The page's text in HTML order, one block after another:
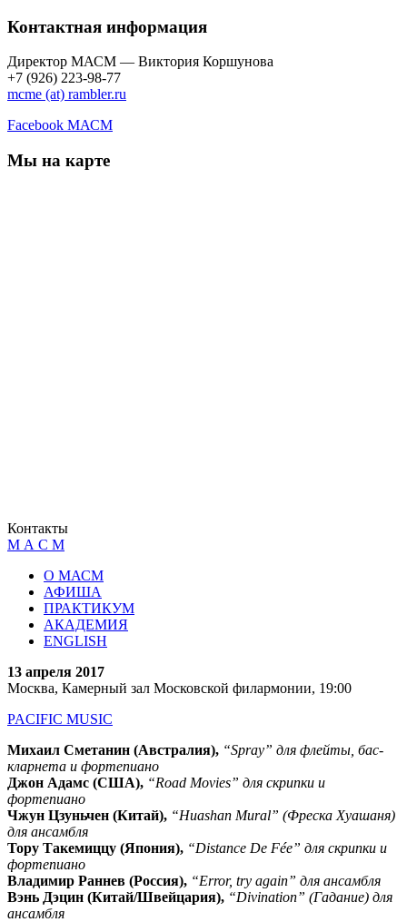
Контактная информация
Директор МАСМ — Виктория Коршунова
+7 (926) 223-98-77
mcme (at) rambler.ru
Facebook МАСМ
Мы на карте
Контакты
М А С М
О МАСМ
АФИША
ПРАКТИКУМ
АКАДЕМИЯ
ENGLISH
13 апреля 2017
Москва, Камерный зал Московской филармонии, 19:00
PACIFIC MUSIC
Михаил Сметанин (Австралия), “Spray” для флейты, бас-
кларнета и фортепиано
Джон Адамс (США), “Road Movies” для скрипки и
фортепиано
Чжун Цзуньчен (Китай), “Huashan Mural” (Фреска Хуашаня)
для ансамбля
Тору Такемиццу (Япония), “Distance De Fée” для скрипки и
фортепиано
Владимир Раннев (Россия), “Error, try again” для ансамбля
Вэнь Дэцин (Китай/Швейцария), “Divination” (Гадание) для
ансамбля